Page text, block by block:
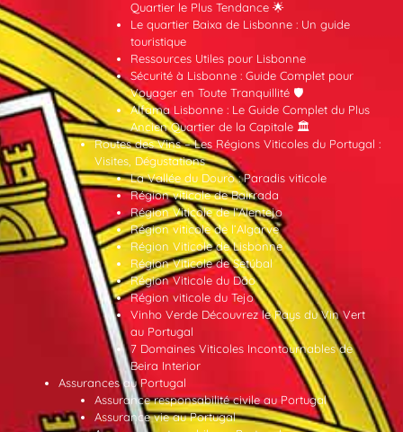
Quartier le Plus Tendance 🌟
Le quartier Baixa de Lisbonne : Un guide
touristique
Ressources Utiles pour Lisbonne
Sécurité à Lisbonne : Guide Complet pour
Voyager en Toute Tranquillité 🛡️
Alfama Lisbonne : Le Guide Complet du Plus
Ancien Quartier de la Capitale 🏛️
Routes des Vins – Les Régions Viticoles du Portugal :
Visites, Dégustations
La Vallée du Douro : Paradis viticole
Région viticole de Bairrada
Région Viticole de l’Alentejo
Région viticole de l’Algarve
Région Viticole de Lisbonne
Région Viticole de Setúbal
Région Viticole du Dão
Région viticole du Tejo
Vinho Verde Découvrez le Pays du Vin Vert
au Portugal
7 Domaines Viticoles Incontournables de
Beira Interior
Assurances au Portugal
Assurance responsabilité civile au Portugal
Assurance vie au Portugal